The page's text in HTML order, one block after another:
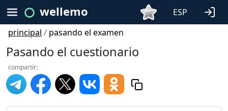
wellemo
ESP
principal / pasando el examen
Pasando el cuestionario
compartir: